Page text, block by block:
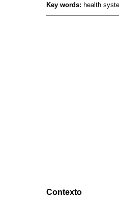
Key words: health
Contexto